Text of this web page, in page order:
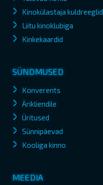
Kinokülastaja kuldreeglid
Liitu kinoklubiga
Kinkekaardid
SÜNDMUSED
Konverents
Ärikliendile
Üritused
Sünnipäevad
Kooliga kinno
MEEDIA